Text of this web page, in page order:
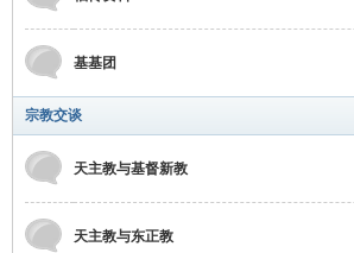
基基团
宗教交谈
天主教与基督新教
天主教与东正教